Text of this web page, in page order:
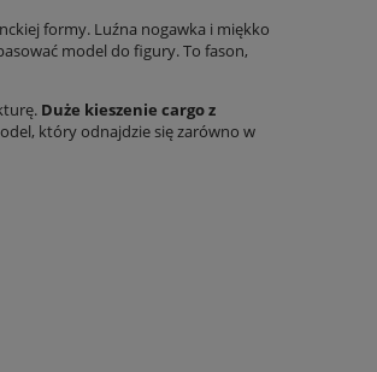
formy. Luźna nogawka i miękko
model do figury. To fason,
Duże kieszenie cargo z
który odnajdzie się zarówno w